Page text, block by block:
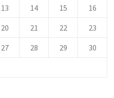
13 14 15 16
20 21 22 23
27 28 29 30